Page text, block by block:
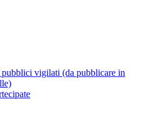
vigilati (da pubblicare in